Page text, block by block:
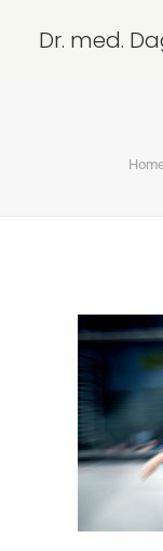
Dr. med.
SEARCH